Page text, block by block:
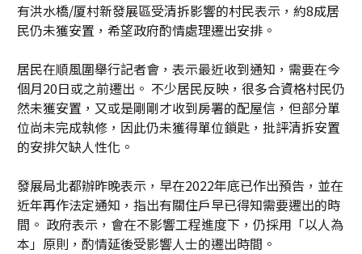
有洪水橋/厦村新發展區受清拆影響的村民表示，約8成居
民仍未獲安置，希望政府酌情處理遷出安排。
居民在順風圍舉行記者會，表示最近收到通知，需要在今
個月20日或之前遷出。 不少居民反映，很多合資格村民仍
然未獲安置，又或是剛剛才收到房署的配屋信，但部分單
位尚未完成執修，因此仍未獲得單位鎖匙，批評清拆安置
的安排欠缺人性化。
發展局北都辦昨晚表示，早在2022年底已作出預告，並在
近年再作法定通知，指出有關住戶早已得知需要遷出的時
間。 政府表示，會在不影響工程進度下，仍採用「以人為
本」原則，酌情延後受影響人士的遷出時間。